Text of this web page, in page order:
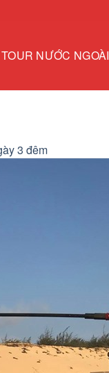
TOUR NƯỚC NGOÀI
3 đêm